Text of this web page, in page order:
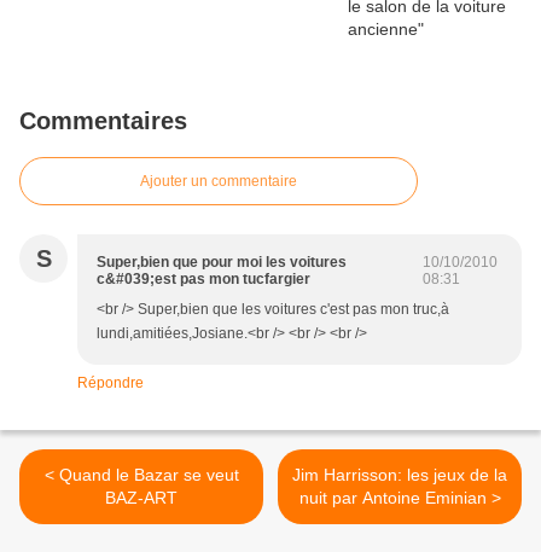
Commentaires
Ajouter un commentaire
S
Super,bien que pour moi les voitures
c&#039;est pas mon tucfargier
10/10/2010
08:31
<br /> Super,bien que les voitures c'est pas mon truc,à
lundi,amitiées,Josiane.<br /> <br /> <br />
Répondre
< Quand le Bazar se veut
BAZ-ART
Jim Harrisson: les jeux de la
nuit par Antoine Eminian >